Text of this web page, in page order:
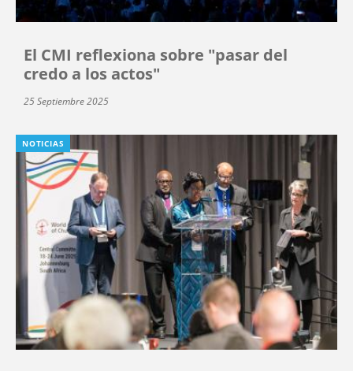
El CMI reflexiona sobre "pasar del
credo a los actos"
25 Septiembre 2025
NOTICIAS